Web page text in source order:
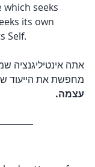
which seeks
its own
Self.
אתה
מחפשת את הייעוד
עצמה.